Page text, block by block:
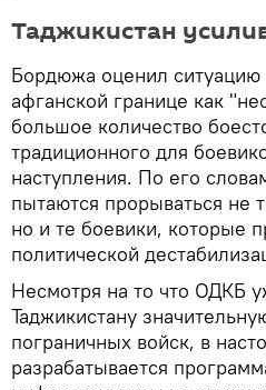
Таджикистан
Бордюжа оценил ситуацию
афганской границе как
большое количество
традиционного для
наступления. По его
пытаются прорываться не
но и те боевики, которые
политической
Несмотря на то что ОДКБ
Таджикистану
пограничных войск, в
разрабатывается